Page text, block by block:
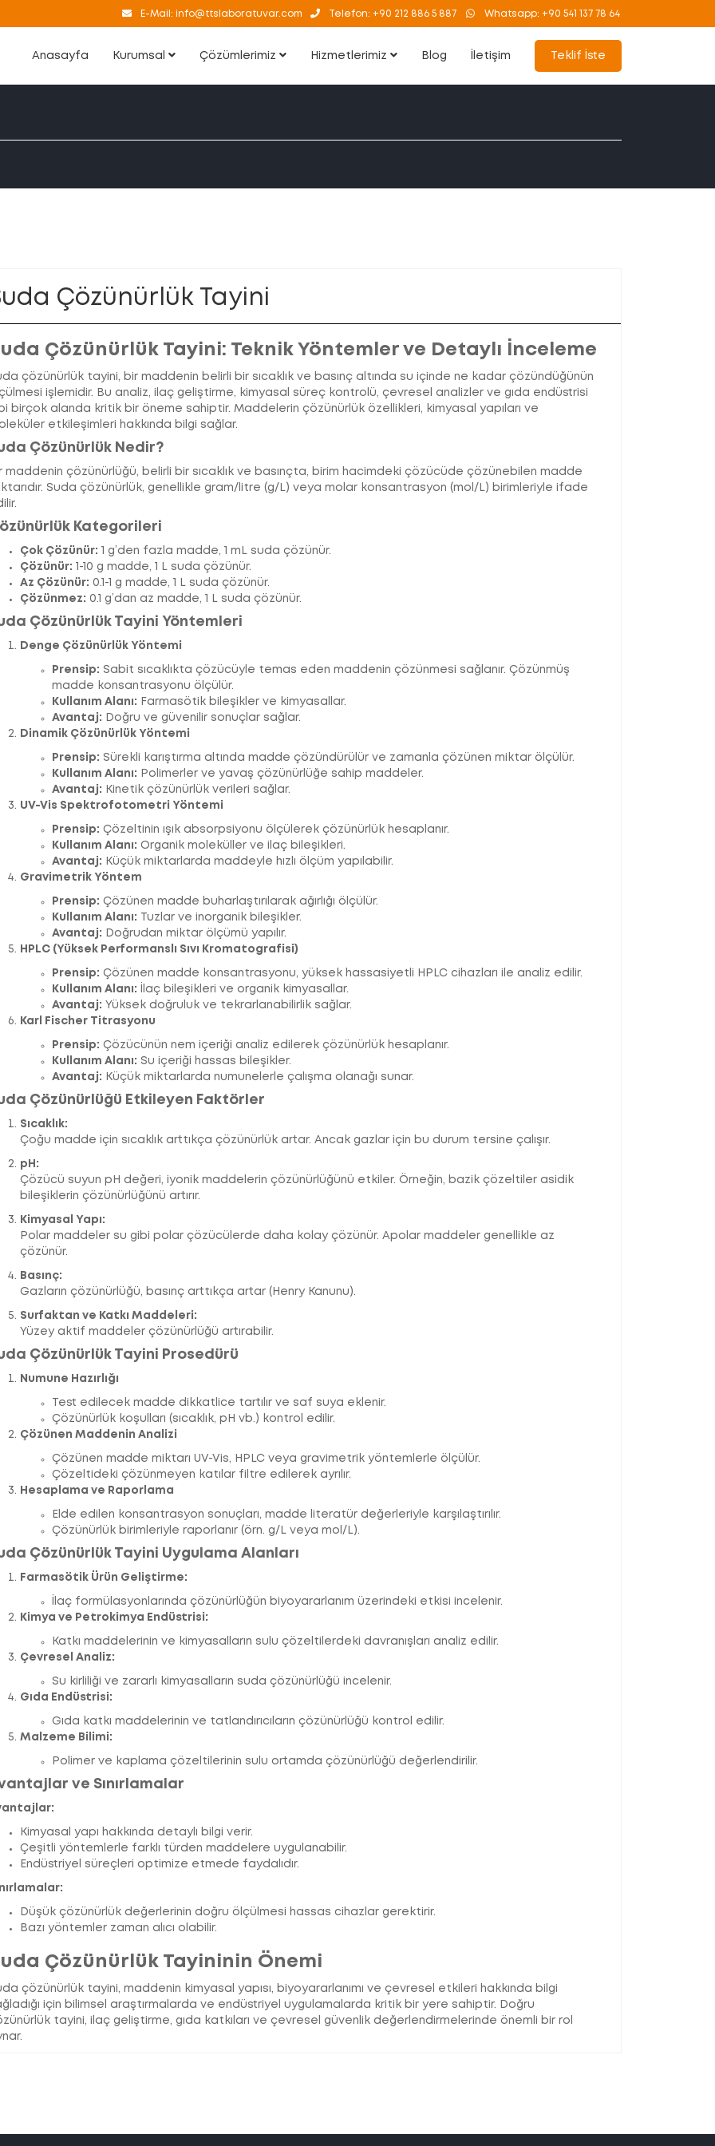
Whatsapp: +90 541 137 78 64
Telefon: +90 212 886 5 887
E-Mail: info@ttslaboratuvar.com
Anasayfa Kurumsal Çözümlerimiz Hizmetlerimiz Blog İletişim Teklif İste
Çözünürlük Tayini
Çözünürlük Tayini: Teknik Yöntemler ve Detaylı İnceleme
çözünürlük tayini, bir maddenin belirli bir sıcaklık ve basınç altında su içinde ne kadar çözündüğünün
işlemidir. Bu analiz, ilaç geliştirme, kimyasal süreç kontrolü, çevresel analizler ve gıda endüstrisi
birçok alanda kritik bir öneme sahiptir. Maddelerin çözünürlük özellikleri, kimyasal yapıları ve
etkileşimleri hakkında bilgi sağlar.
Çözünürlük Nedir?
maddenin çözünürlüğü, belirli bir sıcaklık ve basınçta, birim hacimdeki çözücüde çözünebilen madde
Suda çözünürlük, genellikle gram/litre (g/L) veya molar konsantrasyon (mol/L) birimleriyle ifade
Kategorileri
Çok Çözünür: 1 g’den fazla madde, 1 mL suda çözünür.
Çözünür: 1-10 g madde, 1 L suda çözünür.
Az Çözünür: 0.1-1 g madde, 1 L suda çözünür.
Çözünmez: 0.1 g’dan az madde, 1 L suda çözünür.
Çözünürlük Tayini Yöntemleri
Denge Çözünürlük Yöntemi
Prensip: Sabit sıcaklıkta çözücüyle temas eden maddenin çözünmesi sağlanır. Çözünmüş
madde konsantrasyonu ölçülür.
Kullanım Alanı: Farmasötik bileşikler ve kimyasallar.
Avantaj: Doğru ve güvenilir sonuçlar sağlar.
Dinamik Çözünürlük Yöntemi
Prensip: Sürekli karıştırma altında madde çözündürülür ve zamanla çözünen miktar ölçülür.
Kullanım Alanı: Polimerler ve yavaş çözünürlüğe sahip maddeler.
Avantaj: Kinetik çözünürlük verileri sağlar.
UV-Vis Spektrofotometri Yöntemi
Prensip: Çözeltinin ışık absorpsiyonu ölçülerek çözünürlük hesaplanır.
Kullanım Alanı: Organik moleküller ve ilaç bileşikleri.
Avantaj: Küçük miktarlarda maddeyle hızlı ölçüm yapılabilir.
Gravimetrik Yöntem
Prensip: Çözünen madde buharlaştırılarak ağırlığı ölçülür.
Kullanım Alanı: Tuzlar ve inorganik bileşikler.
Avantaj: Doğrudan miktar ölçümü yapılır.
HPLC (Yüksek Performanslı Sıvı Kromatografisi)
Prensip: Çözünen madde konsantrasyonu, yüksek hassasiyetli HPLC cihazları ile analiz edilir.
Kullanım Alanı: İlaç bileşikleri ve organik kimyasallar.
Avantaj: Yüksek doğruluk ve tekrarlanabilirlik sağlar.
Karl Fischer Titrasyonu
Prensip: Çözücünün nem içeriği analiz edilerek çözünürlük hesaplanır.
Kullanım Alanı: Su içeriği hassas bileşikler.
Avantaj: Küçük miktarlarda numunelerle çalışma olanağı sunar.
Çözünürlüğü Etkileyen Faktörler
Sıcaklık:
Çoğu madde için sıcaklık arttıkça çözünürlük artar. Ancak gazlar için bu durum tersine çalışır.
pH:
Çözücü suyun pH değeri, iyonik maddelerin çözünürlüğünü etkiler. Örneğin, bazik çözeltiler asidik
bileşiklerin çözünürlüğünü artırır.
Kimyasal Yapı:
Polar maddeler su gibi polar çözücülerde daha kolay çözünür. Apolar maddeler genellikle az
çözünür.
Basınç:
Gazların çözünürlüğü, basınç arttıkça artar (Henry Kanunu).
Surfaktan ve Katkı Maddeleri:
Yüzey aktif maddeler çözünürlüğü artırabilir.
Çözünürlük Tayini Prosedürü
Numune Hazırlığı
Test edilecek madde dikkatlice tartılır ve saf suya eklenir.
Çözünürlük koşulları (sıcaklık, pH vb.) kontrol edilir.
Çözünen Maddenin Analizi
Çözünen madde miktarı UV-Vis, HPLC veya gravimetrik yöntemlerle ölçülür.
Çözeltideki çözünmeyen katılar filtre edilerek ayrılır.
Hesaplama ve Raporlama
Elde edilen konsantrasyon sonuçları, madde literatür değerleriyle karşılaştırılır.
Çözünürlük birimleriyle raporlanır (örn. g/L veya mol/L).
Çözünürlük Tayini Uygulama Alanları
Farmasötik Ürün Geliştirme:
İlaç formülasyonlarında çözünürlüğün biyoyararlanım üzerindeki etkisi incelenir.
Kimya ve Petrokimya Endüstrisi:
Katkı maddelerinin ve kimyasalların sulu çözeltilerdeki davranışları analiz edilir.
Çevresel Analiz:
Su kirliliği ve zararlı kimyasalların suda çözünürlüğü incelenir.
Gıda Endüstrisi:
Gıda katkı maddelerinin ve tatlandırıcıların çözünürlüğü kontrol edilir.
Malzeme Bilimi:
Polimer ve kaplama çözeltilerinin sulu ortamda çözünürlüğü değerlendirilir.
ve Sınırlamalar
Kimyasal yapı hakkında detaylı bilgi verir.
Çeşitli yöntemlerle farklı türden maddelere uygulanabilir.
Endüstriyel süreçleri optimize etmede faydalıdır.
Düşük çözünürlük değerlerinin doğru ölçülmesi hassas cihazlar gerektirir.
Bazı yöntemler zaman alıcı olabilir.
Çözünürlük Tayininin Önemi
çözünürlük tayini, maddenin kimyasal yapısı, biyoyararlanımı ve çevresel etkileri hakkında bilgi
için bilimsel araştırmalarda ve endüstriyel uygulamalarda kritik bir yere sahiptir. Doğru
tayini, ilaç geliştirme, gıda katkıları ve çevresel güvenlik değerlendirmelerinde önemli bir rol